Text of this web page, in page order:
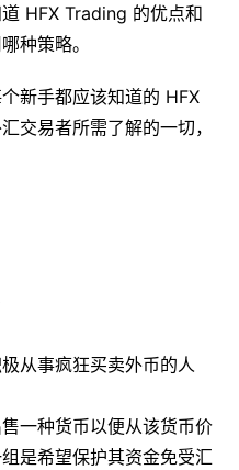
HFX Trading 的优点和
种策略。
新手都应该知道的 HFX
交易者所需了解的一切，
从事疯狂买卖外币的人
一种货币以便从该货币价
是希望保护其资金免受汇